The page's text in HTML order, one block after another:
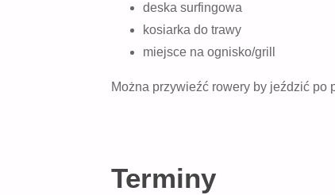
deska surfingowa
kosiarka do trawy
miejsce na ognisko/grill
Można przywieźć rowery by jeździć po
Terminy